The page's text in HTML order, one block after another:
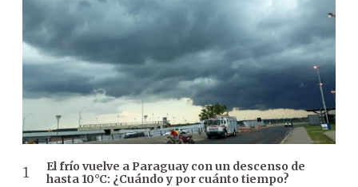
El frío vuelve a Paraguay con un descenso de
hasta 10°C: ¿Cuándo y por cuánto tiempo?